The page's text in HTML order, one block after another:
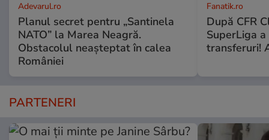
Adevarul.ro
Planul secret pentru „Santinela
NATO” la Marea Neagră.
Obstacolul neașteptat în calea
României
Fanatik.ro
După CFR
SuperLiga
transferuri!
PARTENERI